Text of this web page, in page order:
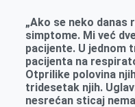
„Ako se neko danas
simptome. Mi već
pacijente. U jednom
pacijenta na
Otprilike polovina
tridesetak njih.
nesrećan sticaj